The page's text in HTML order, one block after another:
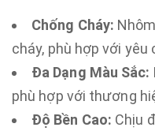
Chống Cháy:
cháy, phù hợp với yêu
Đa Dạng Màu Sắc:
phù hợp với thương
Độ Bền Cao: Chịu